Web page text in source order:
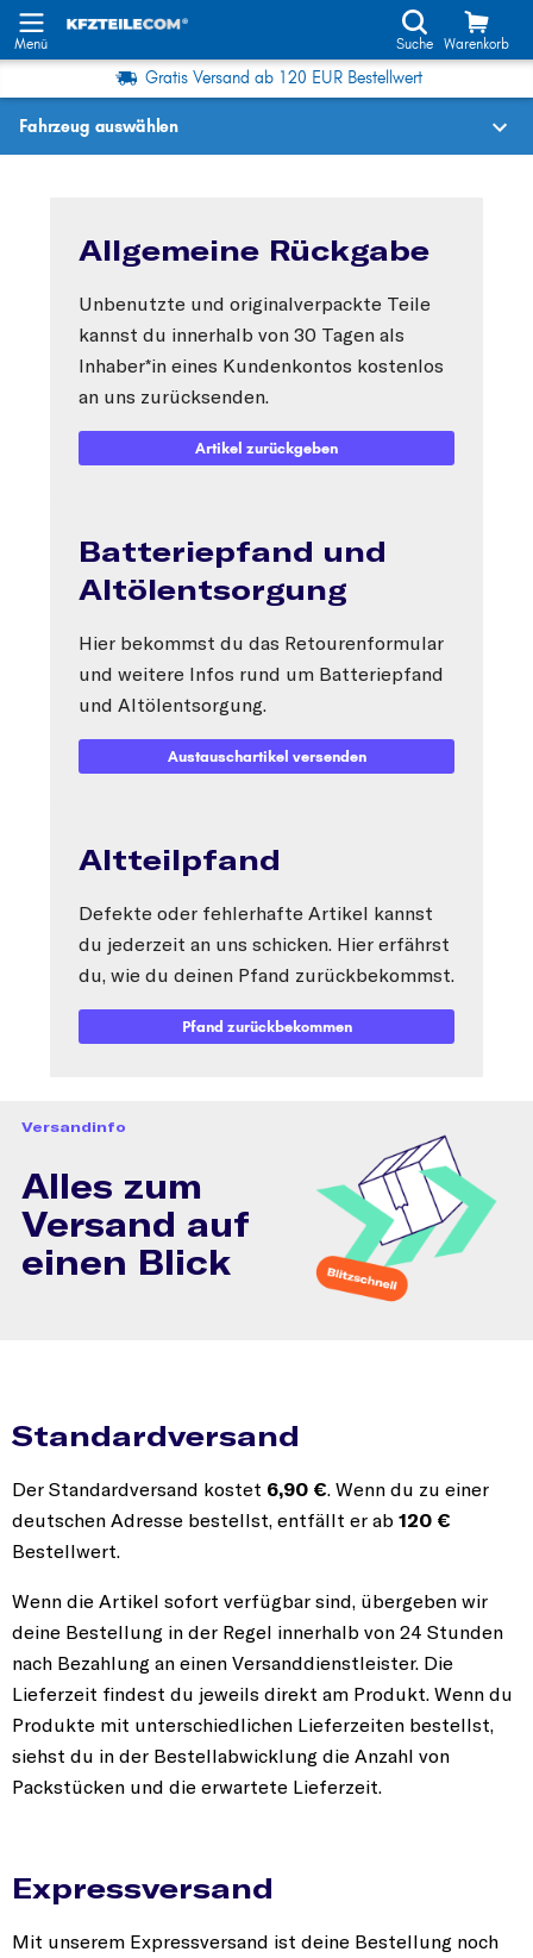
Menü Suche Warenkorb
Gratis Versand ab 120 EUR Bestellwert
Fahrzeug auswählen
Wo finde ich die?
Fahrzeug auswählen
Oder
Oder Fahrzeugauswahl nach Kriterien:
Hersteller wählen
Typ wählen
Allgemeine Rückgabe
Unbenutzte und originalverpackte Teile
kannst du innerhalb von 30 Tagen als
Inhaber*in eines Kundenkontos kostenlos
an uns zurücksenden.
Artikel zurückgeben
Batteriepfand und
Altölentsorgung
Hier bekommst du das Retourenformular
und weitere Infos rund um Batteriepfand
und Altölentsorgung.
Austauschartikel versenden
Altteilpfand
Defekte oder fehlerhafte Artikel kannst
du jederzeit an uns schicken. Hier erfährst
du, wie du deinen Pfand zurückbekommst.
Pfand zurückbekommen
Versandinfo
Alles zum
Versand auf
einen Blick
Standardversand
Der Standardversand kostet 6,90 €. Wenn du zu einer
deutschen Adresse bestellst, entfällt er ab 120 €
Bestellwert.
Wenn die Artikel sofort verfügbar sind, übergeben wir
deine Bestellung in der Regel innerhalb von 24 Stunden
nach Bezahlung an einen Versanddienstleister. Die
Lieferzeit findest du jeweils direkt am Produkt. Wenn du
Produkte mit unterschiedlichen Lieferzeiten bestellst,
siehst du in der Bestellabwicklung die Anzahl von
Packstücken und die erwartete Lieferzeit.
Expressversand
Mit unserem Expressversand ist deine Bestellung noch